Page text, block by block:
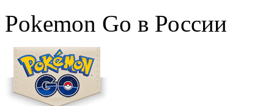
Pokemon Go в России